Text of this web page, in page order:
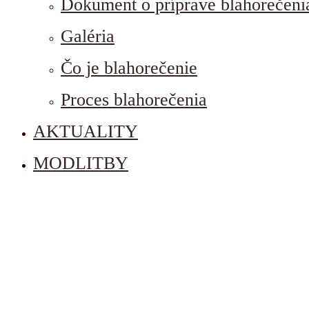
Dokument o príprave
Galéria
Čo je blahorečenie
Proces blahorečenia
AKTUALITY
MODLITBY